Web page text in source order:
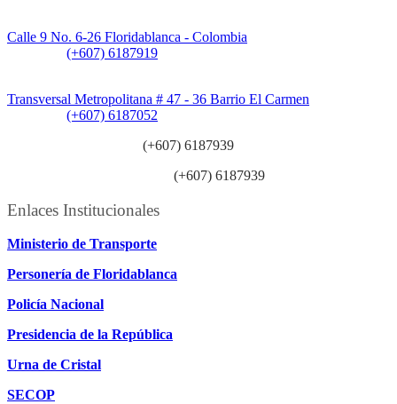
Calle 9 No. 6-26 Floridablanca - Colombia
(+607) 6187919
Transversal Metropolitana # 47 - 36 Barrio El Carmen
(+607) 6187052
(+607) 6187939
(+607) 6187939
Enlaces Institucionales
Ministerio de Transporte
Personería de Floridablanca
Policía Nacional
Presidencia de la República
Urna de Cristal
SECOP